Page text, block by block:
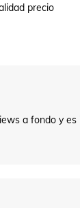
precio
a fondo y es